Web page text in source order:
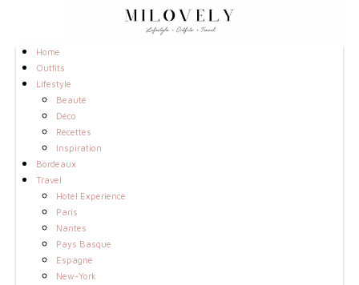
Home
Outfits
Lifestyle
Beauté
Déco
Recettes
Inspiration
Bordeaux
Travel
Hotel Experience
Paris
Nantes
Pays Basque
Espagne
New-York